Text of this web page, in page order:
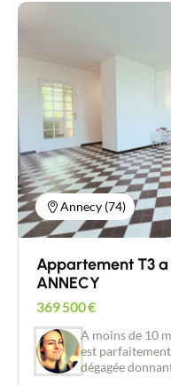
vis à vis.
de créer une
séparée et un
agrémenté
confort,
immédiate du
d’escalade, ce
nature et des
rénovation
résidence
une place de
cave.
Annecy (74)
Appartement T3
ANNECY
369 500€
A moins de 10
est
dégagée